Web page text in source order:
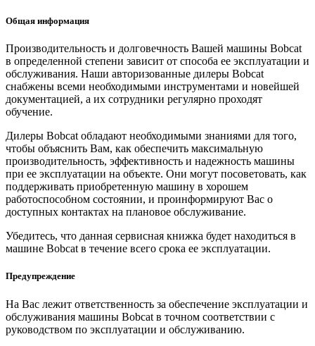
Общая информация
Производительность и долговечность Вашей машины Bobcat
в определенной степени зависит от способа ее эксплуатации и
обслуживания. Наши авторизованные дилеры Bobcat
снабжены всеми необходимыми инструментами и новейшей
документацией, а их сотрудники регулярно проходят
обучение.
Дилеры Bobcat обладают необходимыми знаниями для того,
чтобы объяснить Вам, как обеспечить максимальную
производительность, эффективность и надежность машины
при ее эксплуатации на объекте. Они могут посоветовать, как
поддерживать приобретенную машину в хорошем
работоспособном состоянии, и проинформируют Вас о
доступных контактах на плановое обслуживание.
Убедитесь, что данная сервисная книжка будет находиться в
машине Bobcat в течение всего срока ее эксплуатации.
Предупреждение
На Вас лежит ответственность за обеспечение эксплуатации и
обслуживания машины Bobcat в точном соответствии с
руководством по эксплуатации и обслуживанию.